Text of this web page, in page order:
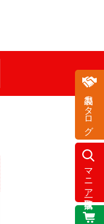
製品カタログ
マニア取扱店一覧